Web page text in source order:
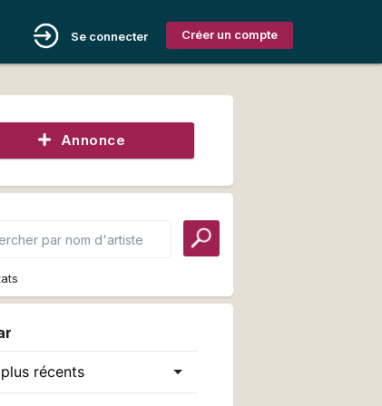
Créer un compte
Se connecter
Annonce